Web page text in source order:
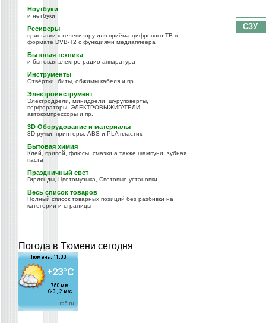
Ноутбуки
и нетбуки
Ресиверы
приставки к телевизору для приёма цифрового ТВ в
формате DVB-T2 с функциями медиаплеера
Бытовая техника
и бытовая электро-радио аппаратура
Инструменты
Отвёртки, биты, обжимы кабеля и пр.
Электроинструмент
Электродрели, минидрели, шуруповёрты,
перфораторы, ЭЛЕКТРОВЫЖИГАТЕЛИ,
автокомпрессоры и пр.
3D Оборудование и материалы
3D ручки, принтеры, ABS и PLA пластик
Бытовая химия
Клей, припой, флюсы, смазки а также шампуни, зубная
паста
Праздничный свет
Гирлянды, Цветомузыка, Световые установки
Весь список товаров
Полный список товарных позиций без разбивки на
категории и страницы
Погода в Тюмени сегодня
СЗУ